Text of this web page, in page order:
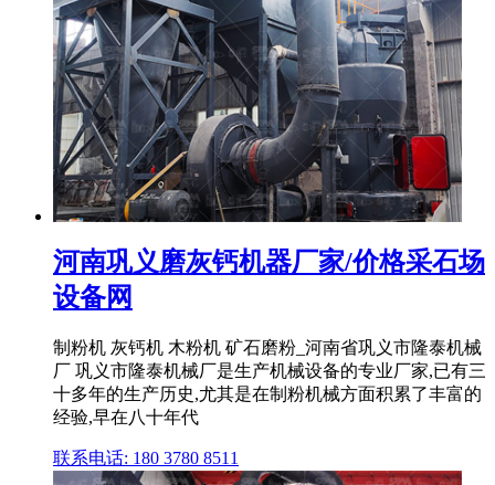
河南巩义磨灰钙机器厂家/价格采石场
设备网
制粉机 灰钙机 木粉机 矿石磨粉_河南省巩义市隆泰机械
厂 巩义市隆泰机械厂是生产机械设备的专业厂家,已有三
十多年的生产历史,尤其是在制粉机械方面积累了丰富的
经验,早在八十年代
联系电话: 180 3780 8511